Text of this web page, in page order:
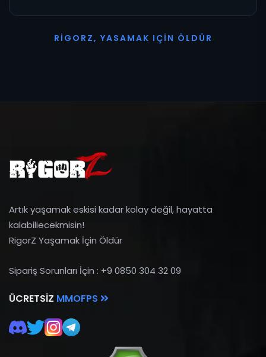
R I G O R Z, YASAMAK I ÇI N Ö L D Ü R
Artık yaşamak eskisi kadar kolay değil, hayatta
kalabiliecekmisin!
RigorZ Yaşamak İçin Öldür
Sipariş Sorunları İçin : +9 0850 304 32 09
ÜCRETSIZ MMOFPS